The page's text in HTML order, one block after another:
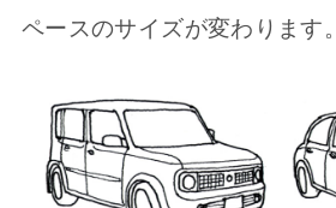
ペースのサイズが変わります。